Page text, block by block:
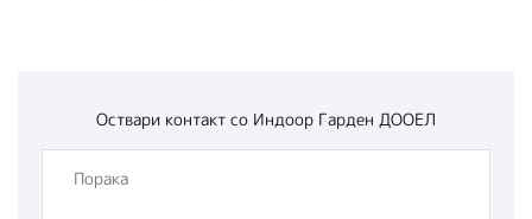
Оствари контакт со Индоор Гарден ДООЕЛ